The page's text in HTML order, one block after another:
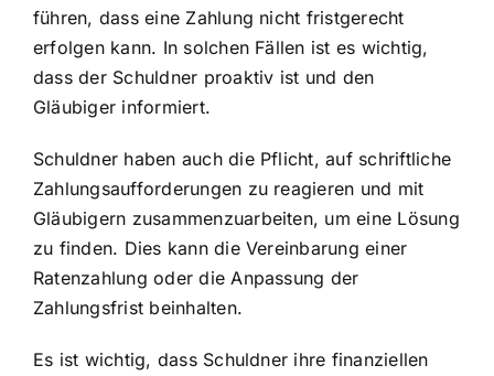
führen, dass eine Zahlung nicht fristgerecht
erfolgen kann. In solchen Fällen ist es wichtig,
dass der Schuldner proaktiv ist und den
Gläubiger informiert.
Schuldner haben auch die Pflicht, auf schriftliche
Zahlungsaufforderungen zu reagieren und mit
Gläubigern zusammenzuarbeiten, um eine Lösung
zu finden. Dies kann die Vereinbarung einer
Ratenzahlung oder die Anpassung der
Zahlungsfrist beinhalten.
Es ist wichtig, dass Schuldner ihre finanziellen